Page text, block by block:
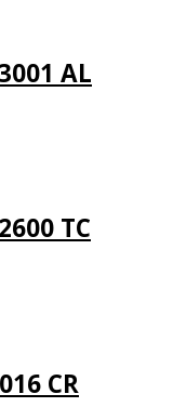
AL
TC
CR